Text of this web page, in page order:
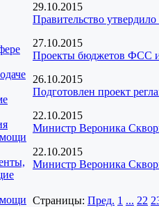
29.10.2015
Правительство
27.10.2015
Проекты бюджетов ФСС
26.10.2015
Подготовлен проект
22.10.2015
Министр Вероника
22.10.2015
Министр Вероника
Страницы: Пред. 1 ... 22